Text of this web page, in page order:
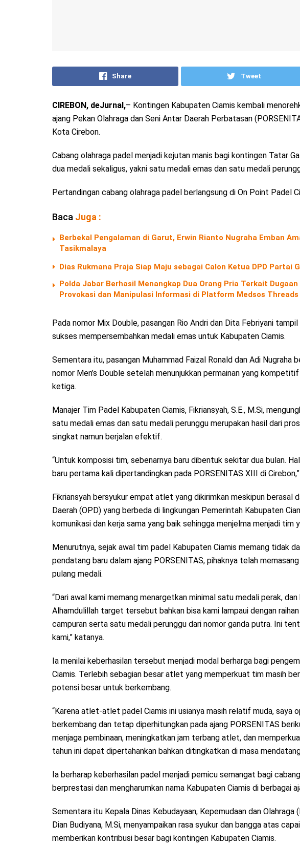
Share Tweet
CIREBON, deJurnal,– Kontingen Kabupaten Ciamis kembali
ajang Pekan Olahraga dan Seni Antar Daerah Perbatasan
Kota Cirebon.
Cabang olahraga padel menjadi kejutan manis bagi kontingen Tatar
dua medali sekaligus, yakni satu medali emas dan satu medali
Pertandingan cabang olahraga padel berlangsung di On Point Padel
Baca Juga :
Berbekal Pengalaman di Garut, Erwin Rianto Nugraha Emban
Tasikmalaya
Dias Rukmana Praja Siap Maju sebagai Calon Ketua DPD Partai
Polda Jabar Berhasil Menangkap Dua Orang Pria Terkait
Provokasi dan Manipulasi Informasi di Platform Medsos Threads
Pada nomor Mix Double, pasangan Rio Andri dan Dita Febriyani
sukses mempersembahkan medali emas untuk Kabupaten Ciamis.
Sementara itu, pasangan Muhammad Faizal Ronald dan Adi Nugraha
nomor Men’s Double setelah menunjukkan permainan yang
ketiga.
Manajer Tim Padel Kabupaten Ciamis, Fikriansyah, S.E., M.Si,
satu medali emas dan satu medali perunggu merupakan hasil dari
singkat namun berjalan efektif.
“Untuk komposisi tim, sebenarnya baru dibentuk sekitar dua bulan.
baru pertama kali dipertandingkan pada PORSENITAS XIII di Cirebon,”
Fikriansyah bersyukur empat atlet yang dikirimkan meskipun berasal
Daerah (OPD) yang berbeda di lingkungan Pemerintah Kabupaten
komunikasi dan kerja sama yang baik sehingga menjelma menjadi tim
Menurutnya, sejak awal tim padel Kabupaten Ciamis memang tidak
pendatang baru dalam ajang PORSENITAS, pihaknya telah
pulang medali.
“Dari awal kami memang menargetkan minimal satu medali perak,
Alhamdulillah target tersebut bahkan bisa kami lampaui dengan
campuran serta satu medali perunggu dari nomor ganda putra. Ini
kami,” katanya.
Ia menilai keberhasilan tersebut menjadi modal berharga bagi
Ciamis. Terlebih sebagian besar atlet yang memperkuat tim masih
potensi besar untuk berkembang.
“Karena atlet-atlet padel Ciamis ini usianya masih relatif muda, saya
berkembang dan tetap diperhitungkan pada ajang PORSENITAS
menjaga pembinaan, meningkatkan jam terbang atlet, dan
tahun ini dapat dipertahankan bahkan ditingkatkan di masa
Ia berharap keberhasilan padel menjadi pemicu semangat bagi
berprestasi dan mengharumkan nama Kabupaten Ciamis di berbagai
Sementara itu Kepala Dinas Kebudayaan, Kepemudaan dan Olahraga
Dian Budiyana, M.Si, menyampaikan rasa syukur dan bangga atas
memberikan kontribusi besar bagi kontingen Kabupaten Ciamis.